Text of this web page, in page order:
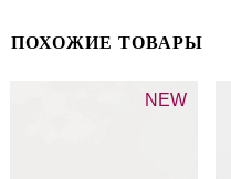
ПОХОЖИЕ ТОВАРЫ
NEW